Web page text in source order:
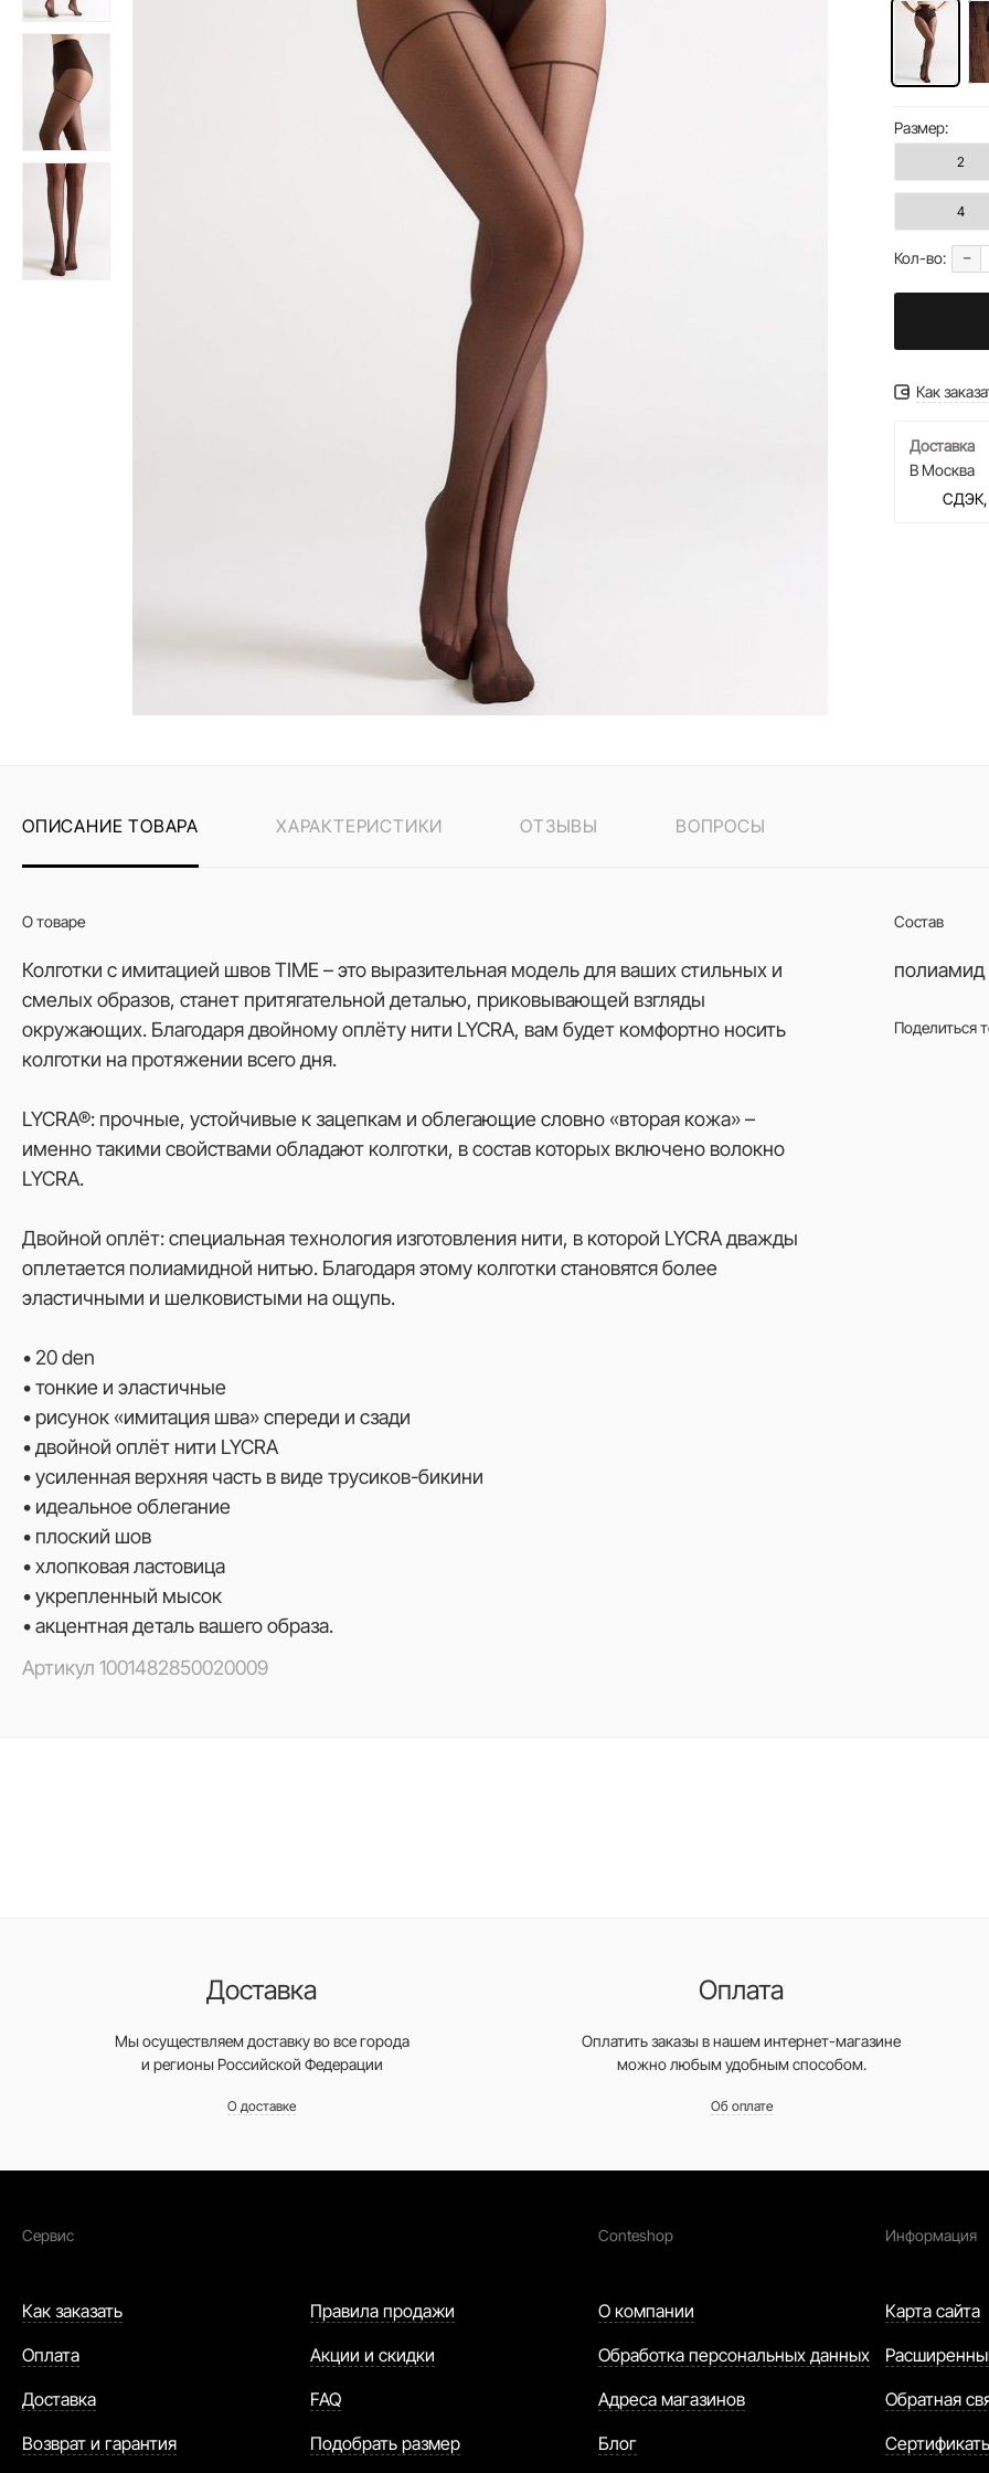
Размер:
2
4
Кол-во: -
Как
Доставка
В Москва
СДЭК,
ОПИСАНИЕ ТОВАРА ХАРАКТЕРИСТИКИ ОТЗЫВЫ ВОПРОСЫ
О товаре
Колготки с имитацией швов TIME – это выразительная модель для ваших стильных и
смелых образов, станет притягательной деталью, приковывающей взгляды
окружающих. Благодаря двойному оплёту нити LYCRA, вам будет комфортно носить
колготки на протяжении всего дня.
LYCRA®: прочные, устойчивые к зацепкам и облегающие словно «вторая кожа» –
именно такими свойствами обладают колготки, в состав которых включено волокно
LYCRA.
Двойной оплёт: специальная технология изготовления нити, в которой LYCRA дважды
оплетается полиамидной нитью. Благодаря этому колготки становятся более
эластичными и шелковистыми на ощупь.
• 20 den
• тонкие и эластичные
• рисунок «имитация шва» спереди и сзади
• двойной оплёт нити LYCRA
• усиленная верхняя часть в виде трусиков-бикини
• идеальное облегание
• плоский шов
• хлопковая ластовица
• укрепленный мысок
• акцентная деталь вашего образа.
Артикул 1001482850020009
Состав
полиамид
Поделиться
Доставка
Мы осуществляем доставку во все города
и регионы Российской Федерации
О доставке
Оплата
Оплатить заказы в нашем интернет-магазине
можно любым удобным способом.
Об оплате
Сервис
Как заказать
Оплата
Доставка
Возврат и гарантия
Правила продажи
Акции и скидки
FAQ
Подобрать размер
Conteshop
О компании
Обработка персональных данных
Адреса магазинов
Блог
Информация
Карта сайта
Обратная